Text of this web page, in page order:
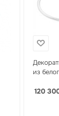
из
120